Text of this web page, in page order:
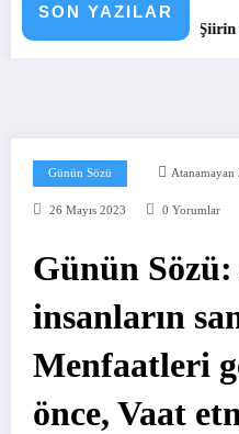
SON YAZILAR
Günün Sözü : Şiirin öznesi,
Günün Sözü Atanamayan
26 Mayıs 2023 0 Yorumlar
Günün
insanların
Menfaatleri
önce, Vaat